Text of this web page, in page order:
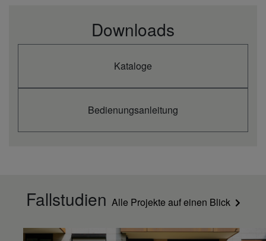
Downloads
Kataloge
Bedienungsanleitung
Fallstudien Alle Projekte auf einen Blick